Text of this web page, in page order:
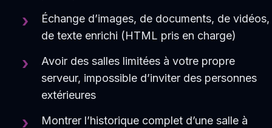
Échange d’images, de documents, de vidéos,
de texte enrichi (HTML pris en charge)
Avoir des salles limitées à votre propre
serveur, impossible d’inviter des personnes
extérieures
Montrer l’historique complet d’une salle à